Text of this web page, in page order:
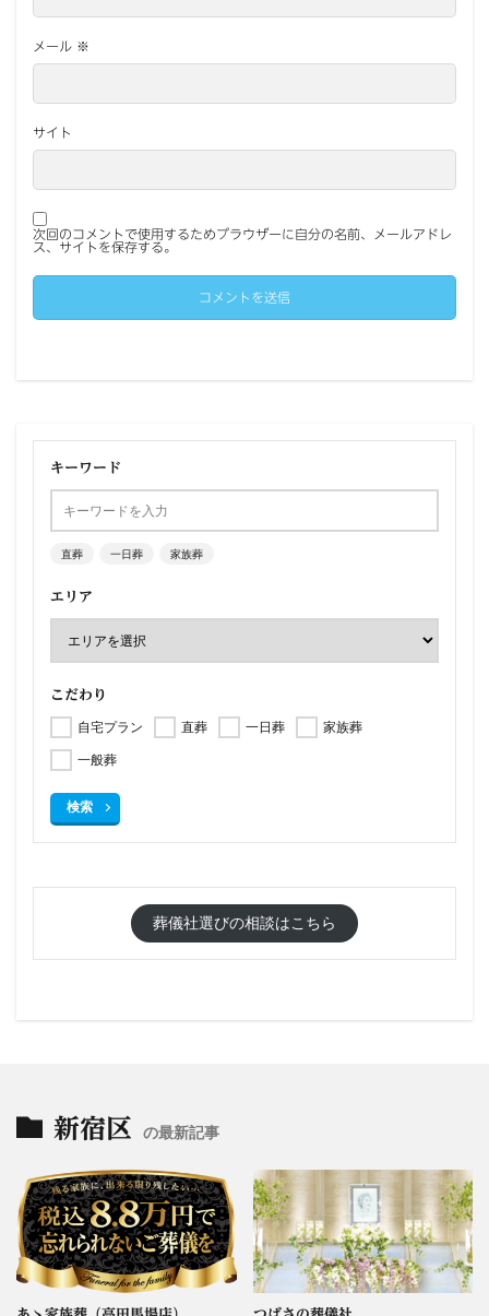
メール ※
サイト
次回のコメントで使用するためブラウザーに自分の名前、メールアドレ
ス、サイトを保存する。
キーワード
直葬 一日葬 家族葬
エリア
こだわり
自宅プラン 直葬 一日葬
家族葬
一般葬
検索
葬儀社選びの相談はこちら
新宿区 の最新記事